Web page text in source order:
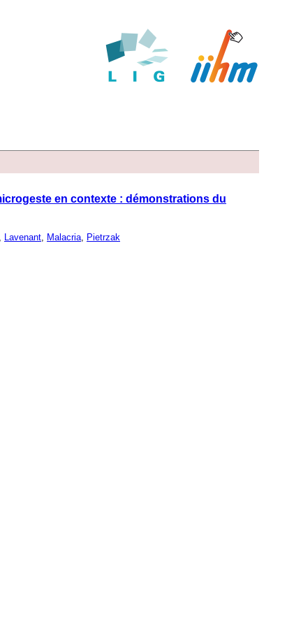
en contexte : démonstrations du
, Lavenant, Malacria, Pietrzak